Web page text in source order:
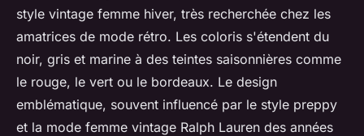
style vintage femme hiver, très recherchée chez les
amatrices de mode rétro. Les coloris s'étendent du
noir, gris et marine à des teintes saisonnières comme
le rouge, le vert ou le bordeaux. Le design
emblématique, souvent influencé par le style preppy
et la mode femme vintage Ralph Lauren des années